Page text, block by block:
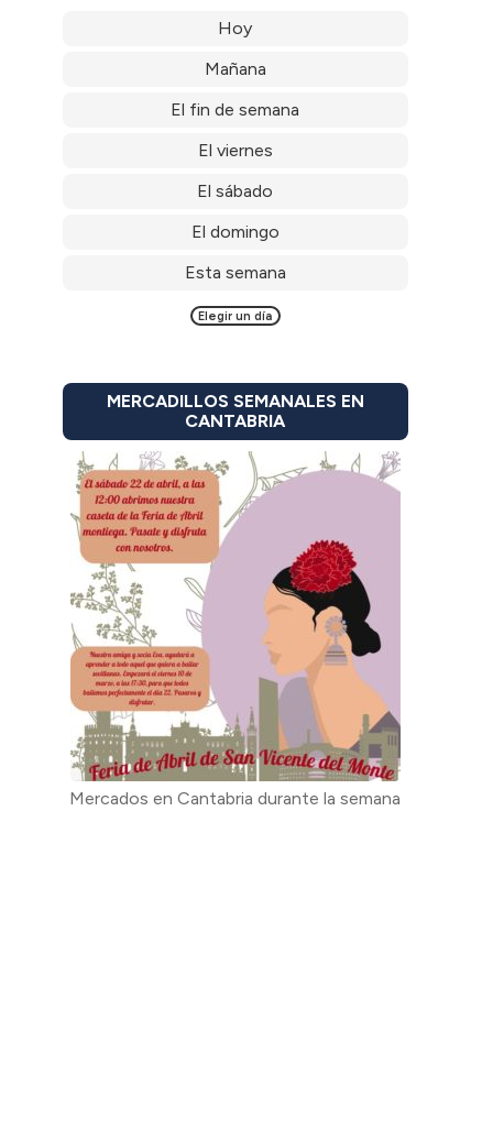
Hoy
Mañana
El fin de semana
El viernes
El sábado
El domingo
Esta semana
Elegir un día
MERCADILLOS SEMANALES EN
CANTABRIA
Mercados en Cantabria durante la semana